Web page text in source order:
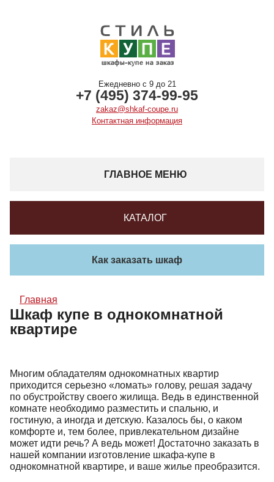
Ежедневно с 9 до 21
+7 (495) 374-99-95
zakaz@shkaf-coupe.ru
Контактная информация
ГЛАВНОЕ МЕНЮ
КАТАЛОГ
Как заказать шкаф
Главная
Шкаф купе в однокомнатной
квартире
Многим обладателям однокомнатных квартир
приходится серьезно «ломать» голову, решая задачу
по обустройству своего жилища. Ведь в единственной
комнате необходимо разместить и спальню, и
гостиную, а иногда и детскую. Казалось бы, о каком
комфорте и, тем более, привлекательном дизайне
может идти речь? А ведь может! Достаточно заказать в
нашей компании изготовление шкафа-купе в
однокомнатной квартире, и ваше жилье преобразится.